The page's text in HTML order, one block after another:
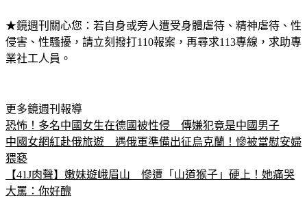
侵害、性騷擾，請立刻撥打110報案，再尋求113專線，求助專
業社工人員。
恐怖！多名中國女生在德國被性侵　傳嫌犯竟是中國男子
中國女網紅赴俄旅遊　遇俄軍準備出征烏克蘭！慘被當慰安婦
猥褻
【41J肉聲】嫩妹遊峨眉山　慘遭「山道猴子」硬上！她痛哭
大罵：你好醜